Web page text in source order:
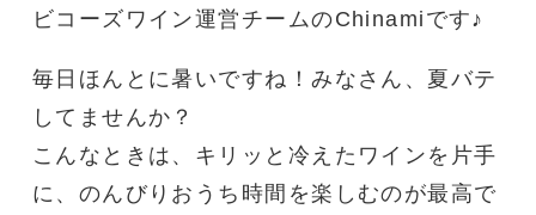
ビコーズワイン運営チームのChinamiです♪
毎日ほんとに暑いですね！みなさん、夏バテ
してませんか？
こんなときは、キリッと冷えたワインを片手
に、のんびりおうち時間を楽しむのが最高で